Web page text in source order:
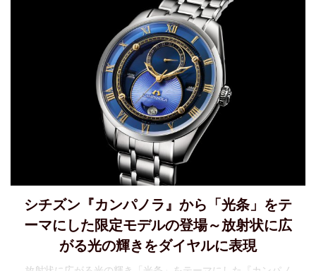
シチズン『カンパノラ』から「光条」をテ
ーマにした限定モデルの登場～放射状に広
がる光の輝きをダイヤルに表現